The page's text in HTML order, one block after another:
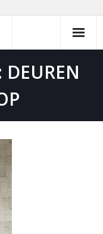
DEUREN